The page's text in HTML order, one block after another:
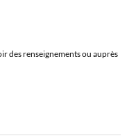
des renseignements ou auprès